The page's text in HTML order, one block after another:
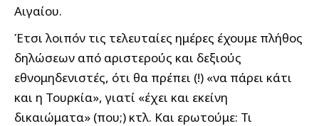
Αιγαίου.
Έτσι λοιπόν τις τελευταίες ημέρες έχουμε πλήθος
δηλώσεων από αριστερούς και δεξιούς
εθνομηδενιστές, ότι θα πρέπει (!) «να πάρει κάτι
και η Τουρκία», γιατί «έχει και εκείνη
δικαιώματα» (που;) κτλ. Και ερωτούμε: Τι